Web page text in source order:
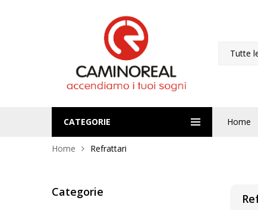
Tutte
CATEGORIE Home
Home Refrattari
Categorie